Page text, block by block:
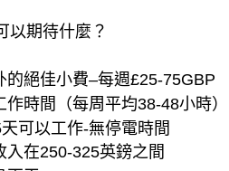
以期待什麼？
的絕佳小費–每週£25-75GBP
作時間（每周平均38-48小時）
可以工作-無停電時間
入在250-325英鎊之間